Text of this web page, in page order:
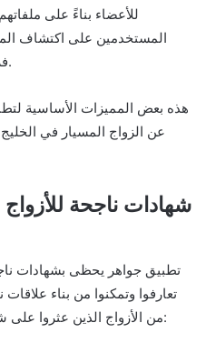
للأعضاء بناءً على
المستخدمين على اكتشاف
فرص العثور على الشريك المناسب.
هذه بعض المميزات الأساسية
عن الزواج المسيار في
شهادات ناجحة
تطبيق جواهر يحظى بشهادات
تعارفوا وتمكنوا من بناء
من الأزواج الذين عثروا على شركاء الحياة من خلال هذا التطبيق: